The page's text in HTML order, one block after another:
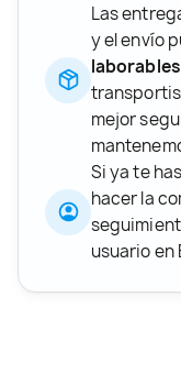
Las
y el envío
laborables
mejor
Si ya te
hacer la
usuario en